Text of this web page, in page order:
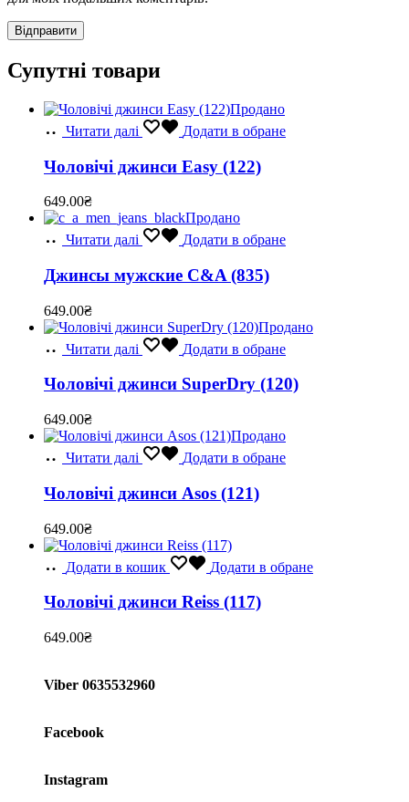
Супутні товари
Продано
Читати далі
Додати в обране
Чоловічі джинси Easy (122)
649.00₴
Продано
Читати далі
Додати в обране
Джинсы мужские C&A (835)
649.00₴
Продано
Читати далі
Додати в обране
Чоловічі джинси SuperDry (120)
649.00₴
Продано
Читати далі
Додати в обране
Чоловічі джинси Asos (121)
649.00₴
Додати в кошик Додати в обране
Чоловічі джинси Reiss (117)
649.00₴
Viber 0635532960
Facebook
Instagram